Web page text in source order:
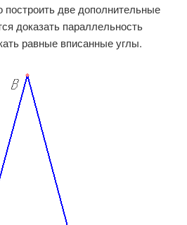
две дополнительные
доказать параллельность
равные вписанные углы.